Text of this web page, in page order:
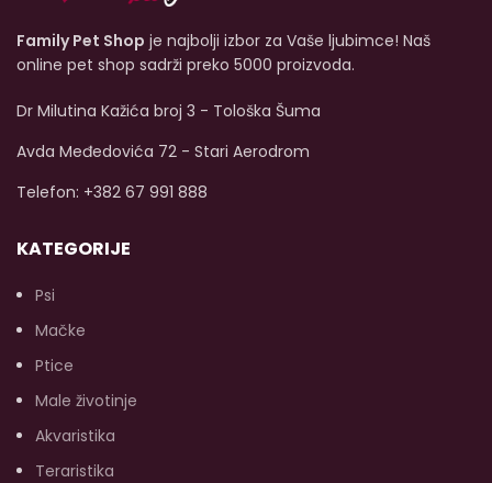
Family Pet Shop je najbolji izbor za Vaše ljubimce! Naš
online pet shop sadrži preko 5000 proizvoda.
Dr Milutina Kažića broj 3 - Tološka Šuma
Avda Međedovića 72 - Stari Aerodrom
Telefon: +382 67 991 888
KATEGORIJE
Psi
Mačke
Ptice
Male životinje
Akvaristika
Teraristika